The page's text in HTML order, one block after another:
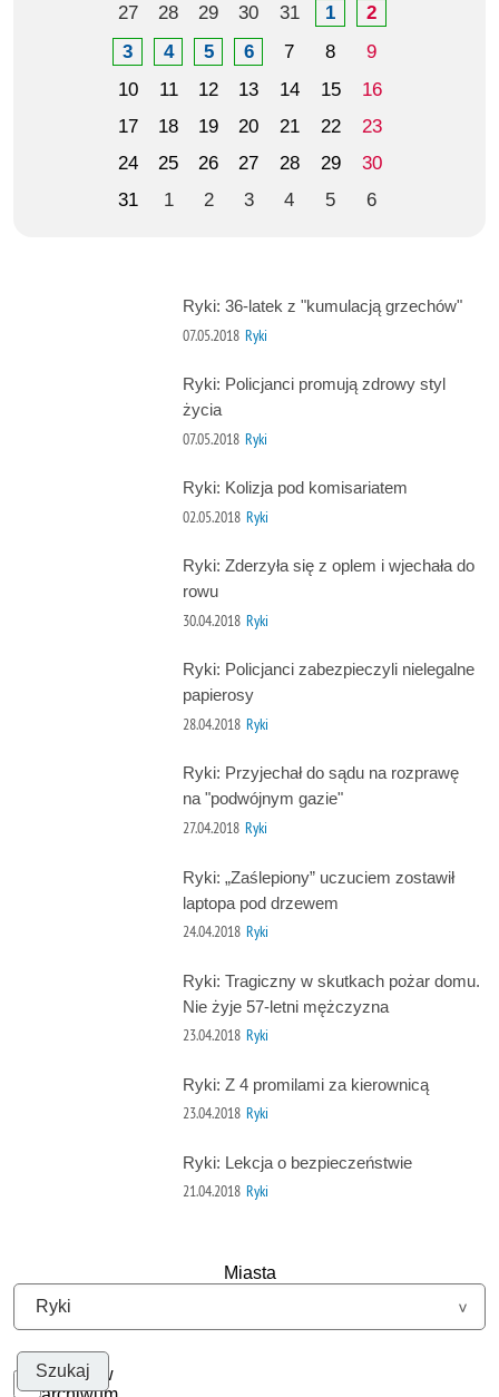
27
28 29 30 31 1
2
3
4 5 6 7 8
9
10
11 12 13 14 15
16
17
18 19 20 21 22
23
24
25 26 27 28 29
30
31
1 2 3 4 5 6
Ryki: 36-latek z "kumulacją grzechów"
07.05.2018 Ryki
Ryki: Policjanci promują zdrowy styl
życia
07.05.2018 Ryki
Ryki: Kolizja pod komisariatem
02.05.2018 Ryki
Ryki: Zderzyła się z oplem i wjechała do
rowu
30.04.2018 Ryki
Ryki: Policjanci zabezpieczyli nielegalne
papierosy
28.04.2018 Ryki
Ryki: Przyjechał do sądu na rozprawę
na "podwójnym gazie"
27.04.2018 Ryki
Ryki: „Zaślepiony” uczuciem zostawił
laptopa pod drzewem
24.04.2018 Ryki
Ryki: Tragiczny w skutkach pożar domu.
Nie żyje 57-letni mężczyzna
23.04.2018 Ryki
Ryki: Z 4 promilami za kierownicą
23.04.2018 Ryki
Ryki: Lekcja o bezpieczeństwie
21.04.2018 Ryki
Miasta
Szukaj w